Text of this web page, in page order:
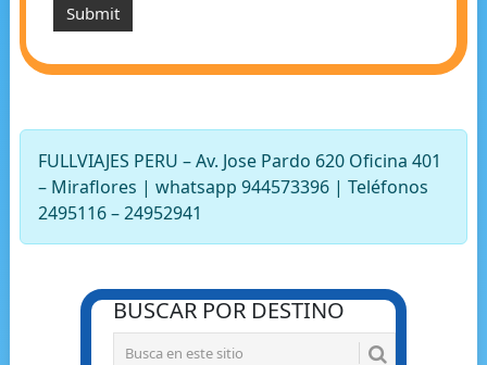
FULLVIAJES PERU – Av. Jose Pardo 620 Oficina 401
– Miraflores | whatsapp 944573396 | Teléfonos
2495116 – 24952941
BUSCAR POR DESTINO